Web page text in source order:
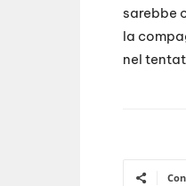
EMBED
sarebbe
la
nel